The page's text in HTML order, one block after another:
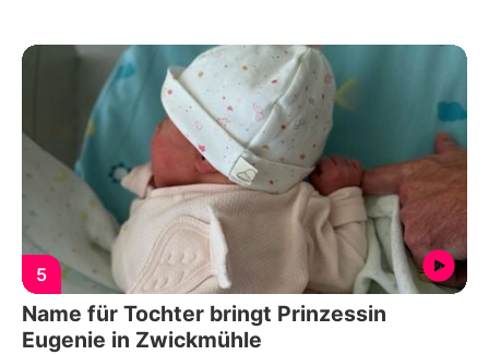
5
Name für Tochter bringt Prinzessin
Eugenie in Zwickmühle